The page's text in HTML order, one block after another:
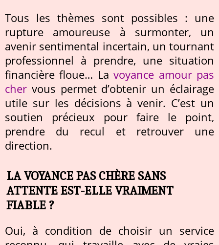
Tous les thèmes sont possibles : une
rupture amoureuse à surmonter, un
avenir sentimental incertain, un tournant
professionnel à prendre, une situation
financière floue… Lavoyance amour pas
cher vous permet d’obtenir un éclairage
utile sur les décisions à venir. C’est un
soutien précieux pour faire le point,
prendre du recul et retrouver une
direction.
LA VOYANCE PAS CHÈRE SANS
ATTENTE EST-ELLE VRAIMENT
FIABLE ?
Oui, à condition de choisir un service